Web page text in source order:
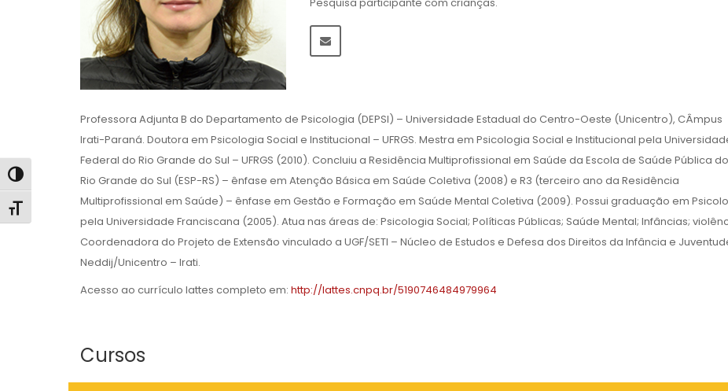
Alternar alto contraste
Alternar tamanho da fonte
Professora Adjunta B do Departamento de Psicologia (DEPSI) – Universidade Estadual do Centro-Oeste (Unicentro), CÂmpus
Irati-Paraná. Doutora em Psicologia Social e Institucional – UFRGS. Mestra em Psicologia Social e Institucional pela
Federal do Rio Grande do Sul – UFRGS (2010). Concluiu a Residência Multiprofissional em Saúde da Escola de Saúde Pública do
Rio Grande do Sul (ESP-RS) – ênfase em Atenção Básica em Saúde Coletiva (2008) e R3 (terceiro ano da Residência
Multiprofissional em Saúde) – ênfase em Gestão e Formação em Saúde Mental Coletiva (2009). Possui graduação em
pela Universidade Franciscana (2005). Atua nas áreas de: Psicologia Social; Políticas Públicas; Saúde Mental; Infâncias;
Coordenadora do Projeto de Extensão vinculado a UGF/SETI – Núcleo de Estudos e Defesa dos Direitos da Infância e
Neddij/Unicentro – Irati.
Acesso ao currículo lattes completo em: http://lattes.cnpq.br/5190746484979964
Cursos